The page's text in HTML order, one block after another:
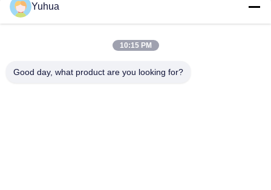
Yuhua
10:15 PM
Good day, what product are you looking for?